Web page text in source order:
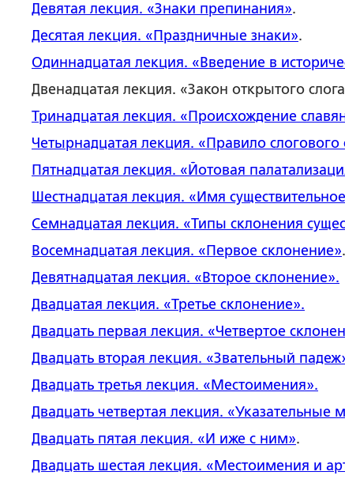
Девятая лекция. «Знаки препинания».
Десятая лекция. «Праздничные знаки».
Одиннадцатая лекция. « Введение в
Двенадцатая лекция. «Закон открытого
Тринадцатая лекция. «Происхождение
Четырнадцатая лекция. «Правило
Пятнадцатая лекция. «Йотовая
Шестнадцатая лекция. «Имя
Семнадцатая лекция. «Типы склонения
Восемнадцатая лекция. «Первое склонение».
Девятнадцатая лекция. «Второе склонение».
Двадцатая лекция. «Третье склонение».
Двадцать первая лекция. «Четвертое
Двадцать вторая лекция. «Звательный
Двадцать третья лекция. «Местоимения».
Двадцать четвертая лекция. «Указательные
Двадцать пятая лекция. «И иже с ним».
Двадцать шестая лекция. «Местоимения и